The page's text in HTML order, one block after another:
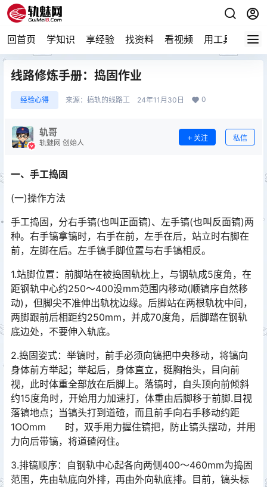
回首页 学知识 享经验 找资料 看视频 用工具 论技
线路修炼手册：捣固作业
经验心得 来源： 搞轨的线路工 24年11月30日 0
轨哥
轨魅网 创始人
关注 私信
一、手工捣固
(一)操作方法
手工捣固，分右手镐(也叫正面镐)、左手镐(也叫反面镐)两
种。右手镐拿镐时，右手在前，左手在后，站立时右脚在
前，左脚在后。左手镐手脚位置与右手镐相反。
1.站脚位置：前脚站在被捣固轨枕上，与钢轨成5度角，在
距钢轨中心约250～400没mm范围内移动(顺镐序自然移
动)，但脚尖不准伸出轨枕边缘。后脚站在两根轨枕中间，
两脚跟前后相距约250mm，并成70度角，后脚踏在钢轨
底边处，不要伸入轨底。󠅅󠅃󠄵󠅂󠄪󠇖󠆨󠆨󠇕󠆞󠆒󠅬󠇘󠆭󠆘󠇙󠆝󠅵󠇗󠆭󠆁󠄐󠇗󠅹󠅸󠇖󠆍󠅳󠇖󠅹󠅰󠇖󠆌󠅹
2.捣固姿式：举镐时，前手必须向镐把中央移动，将镐向
身体前方举起；举起后，身体直立，挺胸抬头，目向前
视，此时体重全部放在后脚上。落镐时，自头顶向前倾斜
约15度角时，开始用力加速打，体重由后脚移于前脚.目视
落镐地点；当镐头打到道碴，而且前手向右手移动约距
1OOmm 时，双手用力握住镐把，防止镐头摆动，并用
力向后带镐，将道碴闷住。󠅅󠅃󠄵󠅂󠄪󠇖󠆨󠆨󠇕󠆞󠆒󠅬󠇘󠆭󠆘󠇙󠆝󠅵󠇗󠆭󠆁󠄐󠇗󠅹󠅸󠇖󠆍󠅳󠇖󠅹󠅰󠇖󠆌󠅹
3.排镐顺序：自钢轨中心起各向两侧400～460mm为捣固
范围，先由轨底向外排，再由外向轨底排。目前，镐头标